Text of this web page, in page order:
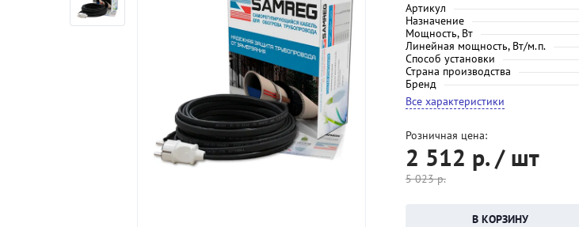
Артикул
Назначение
Мощность, Вт
Линейная мощность, Вт/м.п.
Способ установки
Страна производства
Бренд
Все характеристики
Розничная цена:
2 512 р. / шт
5 023р.